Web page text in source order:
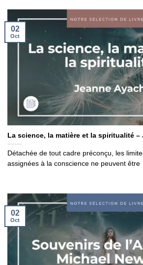
La science, la matière et la spiritualité –
Détachée de tout cadre préconçu, les
assignées à la conscience ne peuvent être
02
Oct
02
Oct